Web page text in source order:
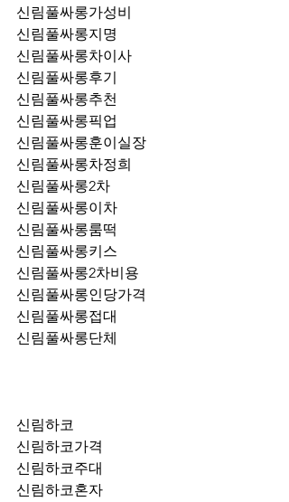
신림풀싸롱가성비
신림풀싸롱지명
신림풀싸롱차이사
신림풀싸롱후기
신림풀싸롱추천
신림풀싸롱훈이실장
신림풀싸롱차정희
신림풀싸롱2차
신림풀싸롱이차
신림풀싸롱룸떡
신림풀싸롱키스
신림풀싸롱2차비용
신림풀싸롱인당가격
신림풀싸롱접대
신림풀싸롱단체
신림하코
신림하코가격
신림하코주대
신림하코혼자